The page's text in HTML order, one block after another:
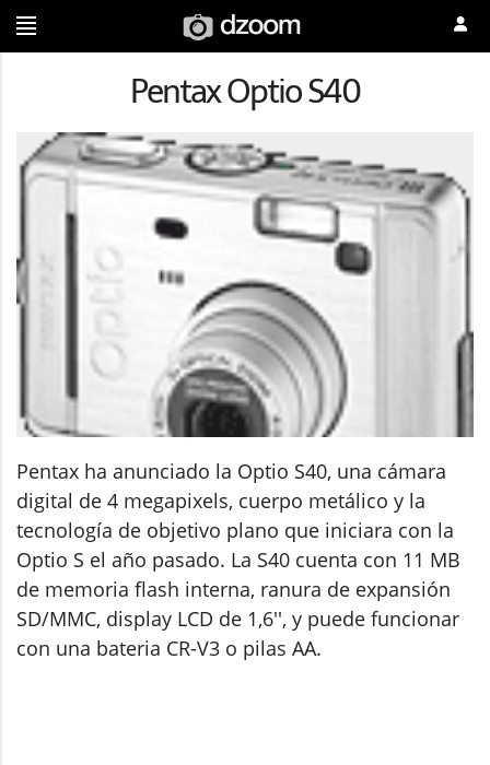
Pentax Optio S40
Pentax ha anunciado la Optio S40, una cámara
digital de 4 megapixels, cuerpo metálico y la
tecnología de objetivo plano que iniciara con la
Optio S el año pasado. La S40 cuenta con 11 MB
de memoria flash interna, ranura de expansión
SD/MMC, display LCD de 1,6'', y puede funcionar
con una bateria CR-V3 o pilas AA.